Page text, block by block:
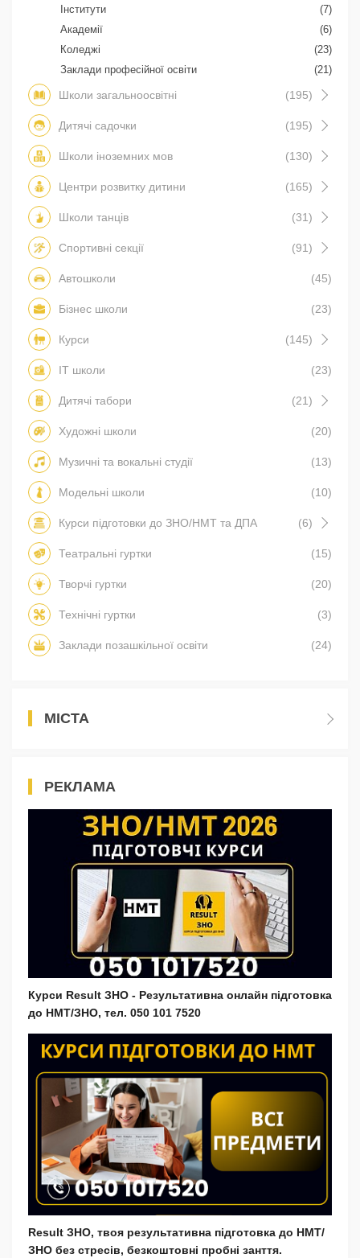
Інститути
(7)
Академії
(6)
Коледжі
(23)
Заклади професійної освіти
(21)
Школи загальноосвітні (195)
Дитячі садочки (195)
Школи іноземних мов (130)
Центри розвитку дитини (165)
Школи танців (31)
Спортивні секції (91)
Автошколи (45)
Бізнес школи (23)
Курси (145)
IT школи (23)
Дитячі табори (21)
Художні школи (20)
Музичні та вокальні студії (13)
Модельні школи (10)
Курси підготовки до ЗНО/НМТ та ДПА (6)
Театральні гуртки (15)
Творчі гуртки (20)
Технічні гуртки (3)
Заклади позашкільної освіти (24)
МІСТА
РЕКЛАМА
Курси Result ЗНО - Результативна онлайн підготовка
до НМТ/ЗНО, тел. 050 101 7520
Result ЗНО, твоя результативна підготовка до НМТ/
ЗНО без стресів, безкоштовні пробні занття.